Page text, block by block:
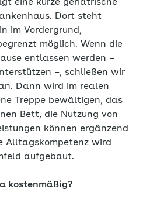
eine kurze geriatrische
Dort steht
im Vordergrund,
möglich. Wenn die
entlassen werden –
–, schließen wir
Dann wird im realen
Treppe bewältigen, das
Bett, die Nutzung von
können ergänzend
Alltagskompetenz wird
aufgebaut.
kostenmäßig?